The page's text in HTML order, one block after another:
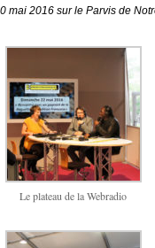
mai 2016 sur le Parvis de
Le plateau de la Webradio